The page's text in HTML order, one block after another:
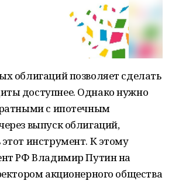
облигаций позволяет сделать
доступнее. Однако нужно
с ипотечным
выпуск облигаций,
инструмент. К этому
РФ Владимир Путин на
акционерного общества